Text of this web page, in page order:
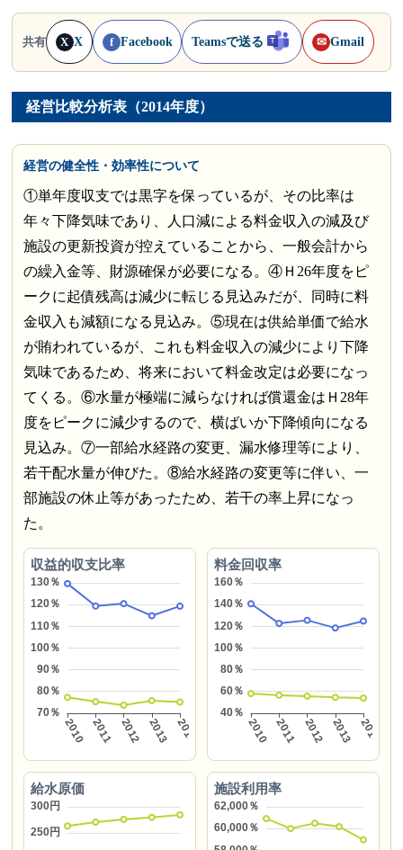
共有 X X f Facebook Teamsで送る ✉ Gmail
経営比較分析表（2014年度）
経営の健全性・効率性について
①単年度収支では黒字を保っているが、その比率は
年々下降気味であり、人口減による料金収入の減及び
施設の更新投資が控えていることから、一般会計から
の繰入金等、財源確保が必要になる。④Ｈ26年度をピ
ークに起債残高は減少に転じる見込みだが、同時に料
金収入も減額になる見込み。⑤現在は供給単価で給水
が賄われているが、これも料金収入の減少により下降
気味であるため、将来において料金改定は必要になっ
てくる。⑥水量が極端に減らなければ償還金はＨ28年
度をピークに減少するので、横ばいか下降傾向になる
見込み。⑦一部給水経路の変更、漏水修理等により、
若干配水量が伸びた。⑧給水経路の変更等に伴い、一
部施設の休止等があったため、若干の率上昇になっ
た。
収益的収支比率 料金回収率
給水原価 施設利用率